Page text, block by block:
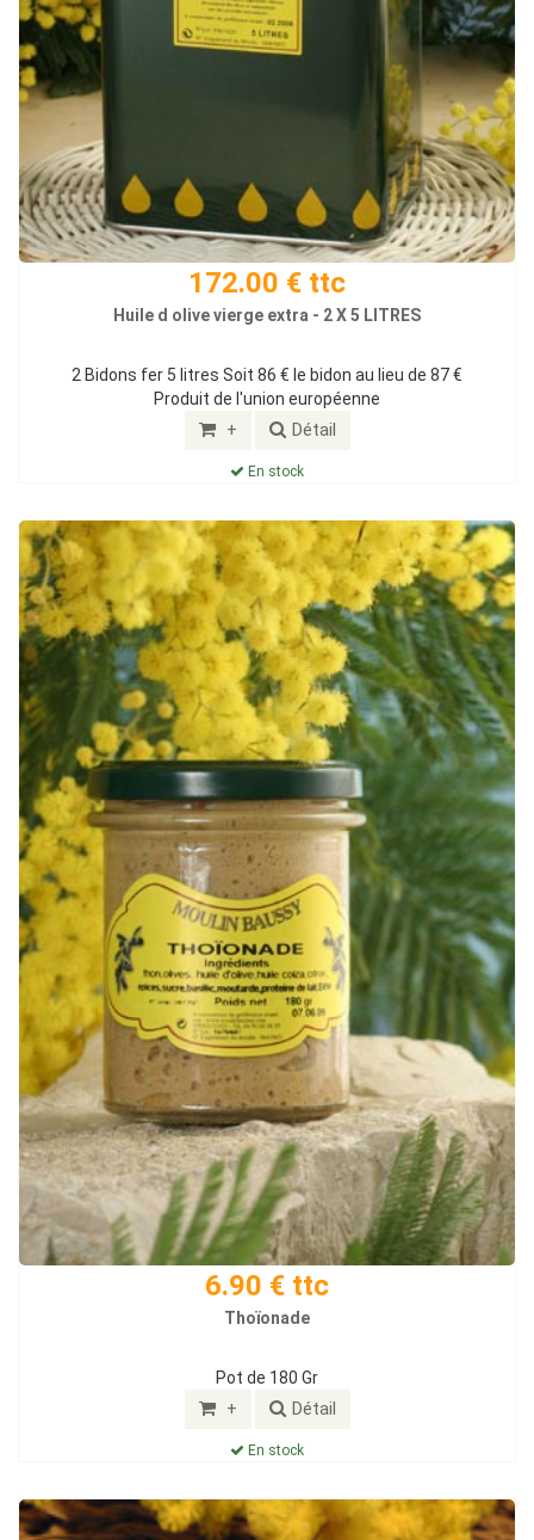
172.00 € ttc
Huile d olive vierge extra - 2 X 5 LITRES
2 Bidons fer 5 litres Soit 86 € le bidon au lieu de 87 €
Produit de l'union européenne
+ Détail
En stock
6.90 € ttc
Thoïonade
Pot de 180 Gr
+ Détail
En stock